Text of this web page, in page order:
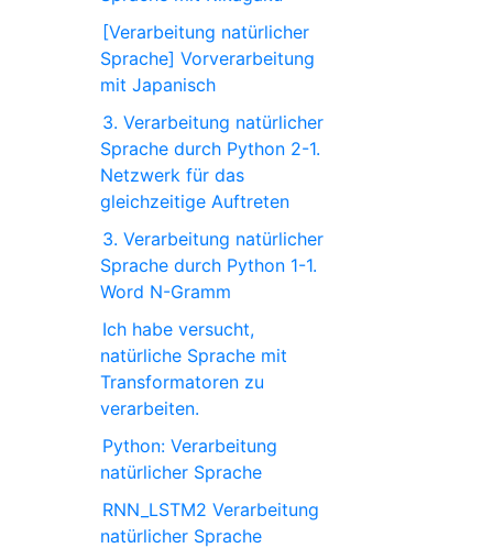
[Verarbeitung natürlicher
Sprache] Vorverarbeitung
mit Japanisch
3. Verarbeitung natürlicher
Sprache durch Python 2-1.
Netzwerk für das
gleichzeitige Auftreten
3. Verarbeitung natürlicher
Sprache durch Python 1-1.
Word N-Gramm
Ich habe versucht,
natürliche Sprache mit
Transformatoren zu
verarbeiten.
Python: Verarbeitung
natürlicher Sprache
RNN_LSTM2 Verarbeitung
natürlicher Sprache